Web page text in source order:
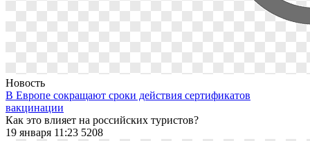
Новость
В Европе сокращают сроки действия сертификатов
вакцинации
Как это влияет на российских туристов?
19 января 11:23 5208